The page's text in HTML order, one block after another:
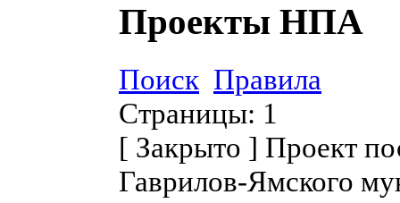
Проекты НПА
Поиск Правила
Страницы: 1
[ Закрыто ] Проект
Гаврилов-Ямского